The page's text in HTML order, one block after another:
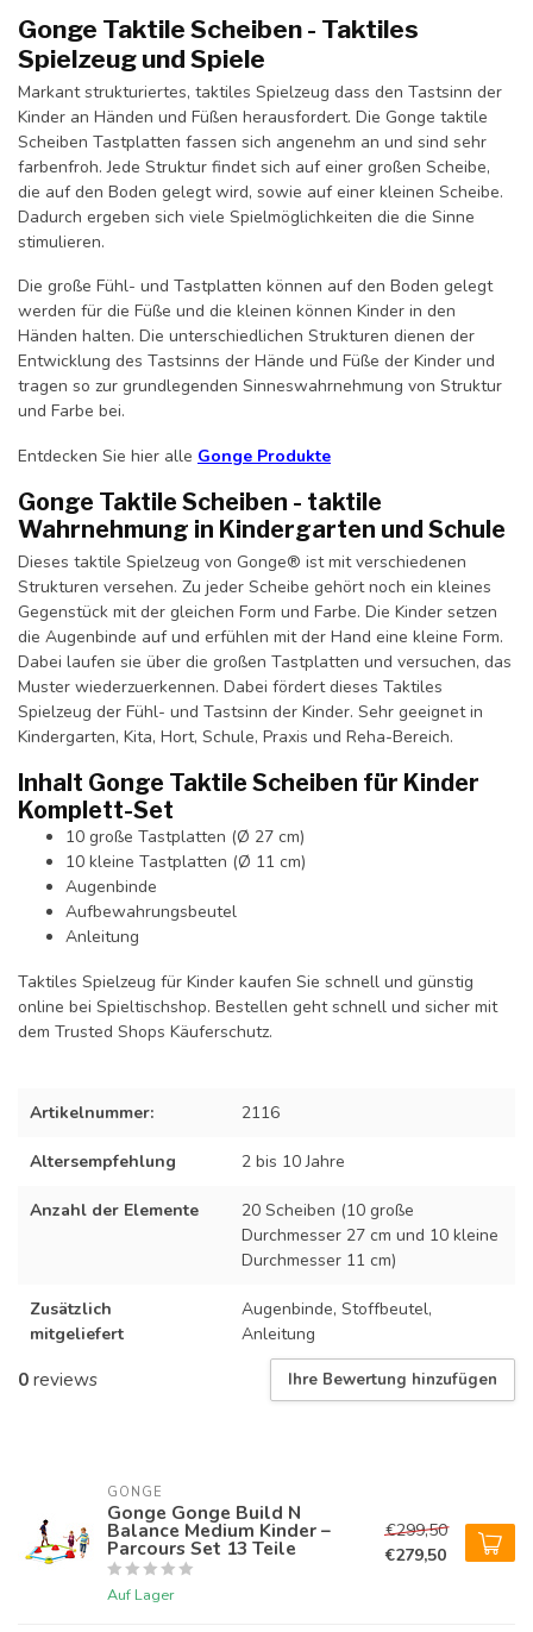
Gonge Taktile Scheiben - Taktiles
Spielzeug und Spiele
Markant strukturiertes, taktiles Spielzeug dass den Tastsinn der
Kinder an Händen und Füßen herausfordert. Die Gonge taktile
Scheiben Tastplatten fassen sich angenehm an und sind sehr
farbenfroh. Jede Struktur findet sich auf einer großen Scheibe,
die auf den Boden gelegt wird, sowie auf einer kleinen Scheibe.
Dadurch ergeben sich viele Spielmöglichkeiten die die Sinne
stimulieren.
Die große Fühl- und Tastplatten können auf den Boden gelegt
werden für die Füße und die kleinen können Kinder in den
Händen halten. Die unterschiedlichen Strukturen dienen der
Entwicklung des Tastsinns der Hände und Füße der Kinder und
tragen so zur grundlegenden Sinneswahrnehmung von Struktur
und Farbe bei.
Entdecken Sie hier alle Gonge Produkte
Gonge Taktile Scheiben - taktile
Wahrnehmung in Kindergarten und Schule
Dieses taktile Spielzeug von Gonge® ist mit verschiedenen
Strukturen versehen. Zu jeder Scheibe gehört noch ein kleines
Gegenstück mit der gleichen Form und Farbe. Die Kinder setzen
die Augenbinde auf und erfühlen mit der Hand eine kleine Form.
Dabei laufen sie über die großen Tastplatten und versuchen, das
Muster wiederzuerkennen. Dabei fördert dieses Taktiles
Spielzeug der Fühl- und Tastsinn der Kinder. Sehr geeignet in
Kindergarten, Kita, Hort, Schule, Praxis und Reha-Bereich.
Inhalt Gonge Taktile Scheiben für Kinder
Komplett-Set
10 große Tastplatten (Ø 27 cm)
10 kleine Tastplatten (Ø 11 cm)
Augenbinde
Aufbewahrungsbeutel
Anleitung
Taktiles Spielzeug für Kinder kaufen Sie schnell und günstig
online bei Spieltischshop. Bestellen geht schnell und sicher mit
dem Trusted Shops Käuferschutz.
Artikelnummer: 2116
Altersempfehlung 2 bis 10 Jahre
Anzahl der Elemente
20 Scheiben (10 große
Durchmesser 27 cm und 10 kleine
Durchmesser 11 cm)
Zusätzlich
mitgeliefert
Augenbinde, Stoffbeutel,
Anleitung
0reviews Ihre Bewertung hinzufügen
GONGE
Gonge Gonge Build N
Balance Medium Kinder –
Parcours Set 13 Teile
Auf Lager
€299,50
€279,50